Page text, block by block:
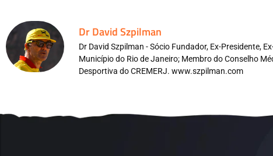
Dr David Szpilman
Dr David Szpilman - Sócio Fundador, Ex-Presidente,
Município do Rio de Janeiro; Membro do Conselho
Desportiva do CREMERJ. www.szpilman.com